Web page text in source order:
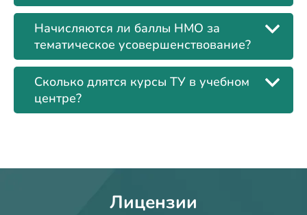
Начисляются ли баллы НМО за
тематическое усовершенствование?
Сколько длятся курсы ТУ в учебном
центре?
Лицензии